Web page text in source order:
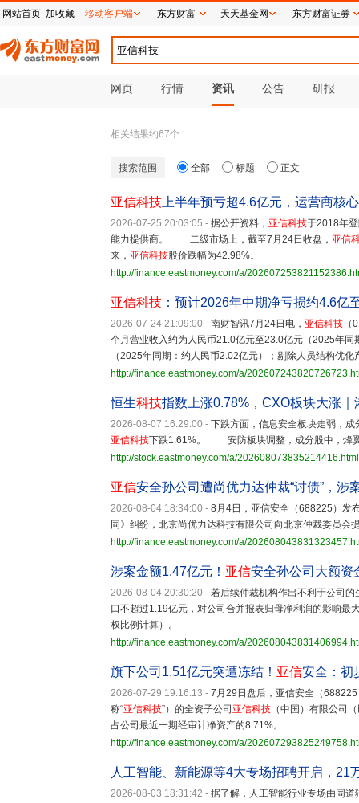
网页 行情 资讯 公告 研报
相关结果约67个
搜索范围 全部 标题 正文
亚信科技 上半年预亏超4.6亿元，运营商核
2026-07-25 20:03:05 - 据公开资料， 亚信科技于2018年
能力提供商。 二级市场上，截至7月24日收盘， 亚信
来， 亚信科技股价跌幅为42.98%。
http://finance.eastmoney.com/a/
亚信科技 ：预计2026年中期净亏损约4.6亿
2026-07-24 21:09:00 - 南财智讯7月24日电， 亚信科技
个月营业收入约为人民币21.0亿元至23.0亿元（2025年
（2025年同期：约人民币2.02亿元）；剔除人员结构优
http://finance.eastmoney.com/a/
恒生科技指数上涨0.78%，CXO板块大涨｜
2026-08-07 16:29:00 - 下跌方面，信息安全板块走弱，
亚信科技下跌1.61%。 安防板块调整，成分股中，烽
http://stock.eastmoney.com/a/202608073835214416.html
亚信安全孙公司遭尚优力达仲裁“讨债”，涉
2026-08-04 18:34:00 - 8月4日，亚信安全（688225）发
同》纠纷，北京尚优力达科技有限公司向北京仲裁委员会
http://finance.eastmoney.com/a/
涉案金额1.47亿元！ 亚信安全孙公司大额资
2026-08-04 20:30:20 - 若后续仲裁机构作出不利于公司
口不超过1.19亿元，对公司合并报表归母净利润的影响最
权比例计算）。
http://finance.eastmoney.com/a/
旗下公司1.51亿元突遭冻结！ 亚信安全：初
2026-07-29 19:16:13 - 7月29日盘后，亚信安全（
称“亚信科技”）的全资子公司 亚信科技 （中国）有限公司
占公司最近一期经审计净资产的8.71%。
http://finance.eastmoney.com/a/
人工智能、新能源等4大专场招聘开启，21
2026-08-03 18:31:42 - 据了解，人工智能行业专场由同道
网站首页 加收藏 移动客户端 东方财富 天天基金网 东方财富证券